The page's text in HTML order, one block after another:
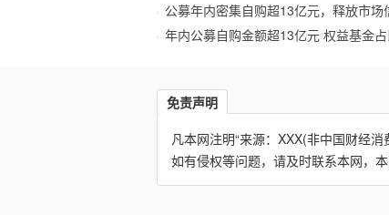
公募年内密集自购超13亿元，释放市场
年内公募自购金额超13亿元 权益基金
免责声明
凡本网注明“来源：XXX(非中国财经
如有侵权等问题，请及时联系本网，本